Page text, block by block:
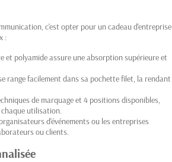
c'est opter pour un cadeau d'entreprise
:
et polyamide assure une absorption supérieure et
range facilement dans sa pochette filet, la rendant
de marquage et 4 positions disponibles,
utilisation.
d'événements ou les entreprises
ou clients.